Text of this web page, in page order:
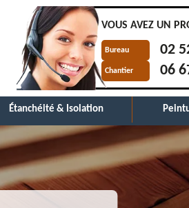
VOUS AVEZ UN
Bureau 02
Chantier 06
Étanchéité & Isolation